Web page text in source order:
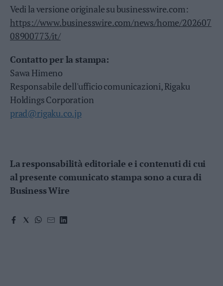
Social media
Vedi la versione originale su businesswire.com:
https://www.businesswire.com/news/home/202607
08900773/it/
Contatto per la stampa:
Sawa Himeno
Responsabile dell'ufficio comunicazioni, Rigaku
Holdings Corporation
prad@rigaku.co.jp
La responsabilità editoriale e i contenuti di cui
al presente comunicato stampa sono a cura di
Business Wire